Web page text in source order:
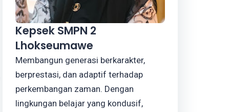
Kepsek SMPN 2
Lhokseumawe
Membangun generasi berkarakter,
berprestasi, dan adaptif terhadap
perkembangan zaman. Dengan
lingkungan belajar yang kondusif,